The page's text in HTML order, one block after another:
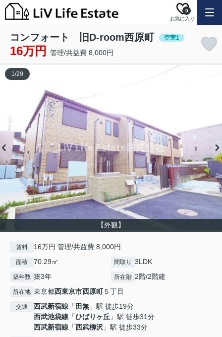
お気に入り
0
コンフォート 旧D-room西原町 空室1
16万円 管理/共益費 8,000円
【外観】
1/29
賃料 16万円 管理/共益費 8,000円
面積 70.29㎡ 間取り 3LDK
築年数 築3年 所在階 2階/2階建
所在地 東京都西東京市西原町５丁目
交通 西武新宿線 「 田無 」駅 徒歩19分
西武池袋線 「ひばりヶ丘 」駅 徒歩31分
西武新宿線 「西武柳沢 」駅 徒歩33分